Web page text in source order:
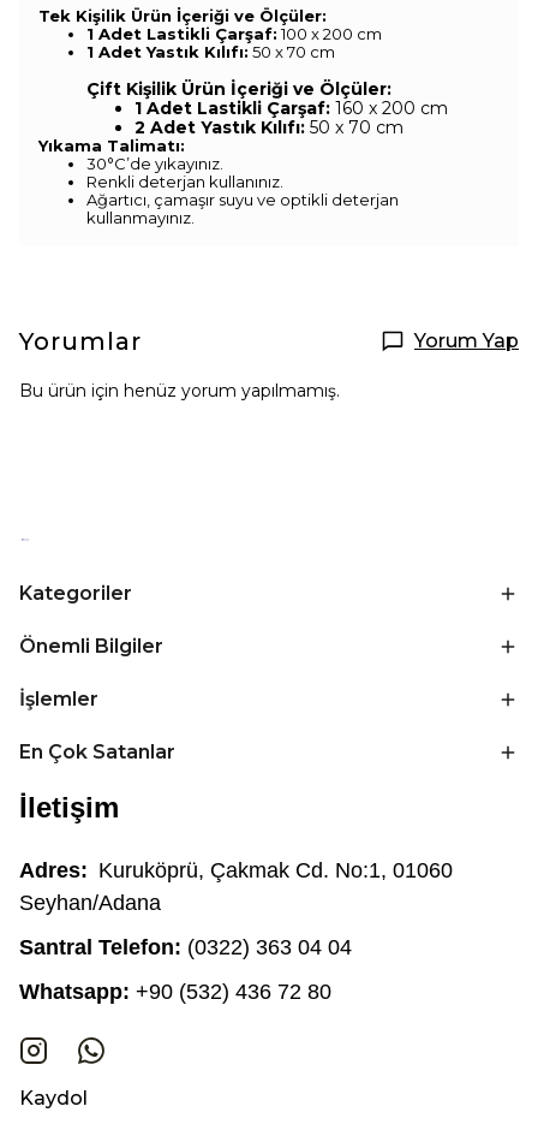
Tek Kişilik Ürün İçeriği ve Ölçüler:
1 Adet Lastikli Çarşaf:100 x 200 cm
1 Adet Yastık Kılıfı: 50 x 70 cm
Çift Kişilik Ürün İçeriği ve Ölçüler:
1 Adet Lastikli Çarşaf: 160 x 200 cm
2 Adet Yastık Kılıfı: 50 x 70 cm
Yıkama Talimatı:
30°C’de yıkayınız.
Renkli deterjan kullanınız.
Ağartıcı, çamaşır suyu ve optikli deterjan
kullanmayınız.
Yorumlar Yorum Yap
Bu ürün için henüz yorum yapılmamış.
Kategoriler
Önemli Bilgiler
İşlemler
En Çok Satanlar
İletişim
Adres: Kuruköprü, Çakmak Cd. No:1, 01060
Seyhan/Adana
Santral Telefon: (0322) 363 04 04
Whatsapp: +90 (532) 436 72 80
Kaydol